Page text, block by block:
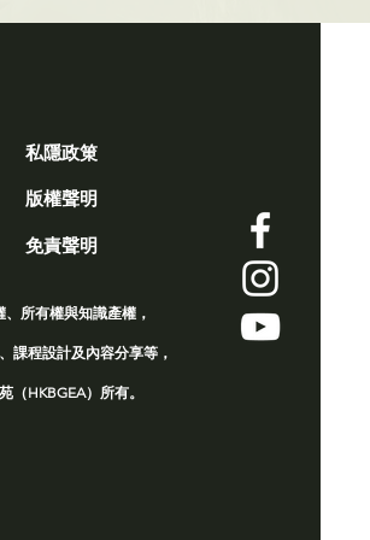
私隱政䇿
版權聲明
免責聲明
所有權與知識產權，
課程設計及內容分享等，
（HKBGEA）所有。